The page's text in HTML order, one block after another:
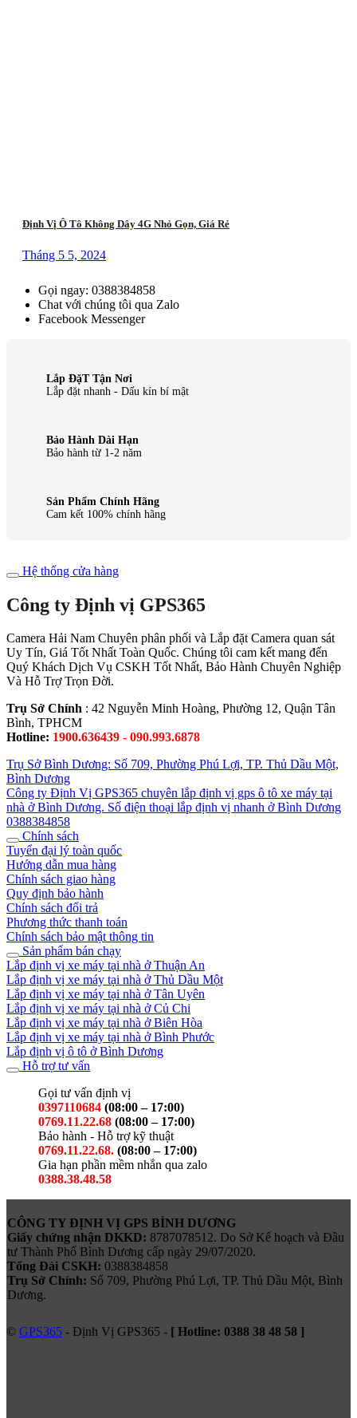
Định Vị Ô Tô Không Dây 4G Nhỏ Gọn, Giá Rẻ
Tháng 5 5, 2024
Gọi ngay: 0388384858
Chat với chúng tôi qua Zalo
Facebook Messenger
Lắp ĐặT Tận Nơi
Lắp đặt nhanh - Dấu kín bí mật
Bảo Hành Dài Hạn
Bảo hành từ 1-2 năm
Sản Phẩm Chính Hãng
Cam kết 100% chính hãng
Hệ thống cửa hàng
Công ty Định vị GPS365
Camera Hải Nam Chuyên phân phối và Lắp đặt Camera quan sát
Uy Tín, Giá Tốt Nhất Toàn Quốc. Chúng tôi cam kết mang đến
Quý Khách Dịch Vụ CSKH Tốt Nhất, Bảo Hành Chuyên Nghiệp
Và Hỗ Trợ Trọn Đời.
Trụ Sở Chính : 42 Nguyễn Minh Hoàng, Phường 12, Quận Tân
Bình, TPHCM
Hotline: 1900.636439 - 090.993.6878
Trụ Sở Bình Dương: Số 709, Phường Phú Lợi, TP. Thủ Dầu Một,
Bình Dương
Công ty Định Vị GPS365 chuyên lắp định vị gps ô tô xe máy tại
nhà ở Bình Dương. Số điện thoại lắp định vị nhanh ở Bình Dương
0388384858
Chính sách
Tuyển đại lý toàn quốc
Hướng dẫn mua hàng
Chính sách giao hàng
Quy định bảo hành
Chính sách đổi trả
Phương thức thanh toán
Chính sách bảo mật thông tin
Sản phẩm bán chạy
Lắp định vị xe máy tại nhà ở Thuận An
Lắp định vị xe máy tại nhà ở Thủ Dầu Một
Lắp định vị xe máy tại nhà ở Tân Uyên
Lắp định vị xe máy tại nhà ở Củ Chi
Lắp định vị xe máy tại nhà ở Biên Hòa
Lắp định vị xe máy tại nhà ở Bình Phước
Lắp định vị ô tô ở Bình Dương
Hỗ trợ tư vấn
Gọi tư vấn định vị
0397110684 (08:00 – 17:00)
0769.11.22.68 (08:00 – 17:00)
Bảo hành - Hỗ trợ kỹ thuật
0769.11.22.68. (08:00 – 17:00)
Gia hạn phần mềm nhắn qua zalo
0388.38.48.58
CÔNG TY ĐỊNH VỊ GPS BÌNH DƯƠNG
Giấy chứng nhận DKKD: 8787078512. Do Sở Kế hoạch và Đầu
tư Thành Phố Bình Dương cấp ngày 29/07/2020.
Tổng Đài CSKH: 0388384858
Trụ Sở Chính: Số 709, Phường Phú Lợi, TP. Thủ Dầu Một, Bình
Dương.
© GPS365 - Định Vị GPS365 - [ Hotline: 0388 38 48 58 ]